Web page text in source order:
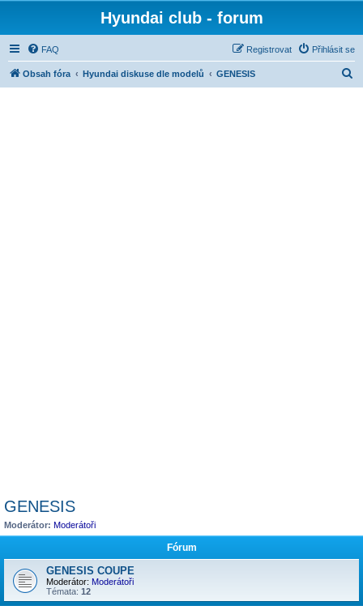
Hyundai club - forum
FAQ Přihlásit se
Registrovat
Obsah fóra Hyundai diskuse dle modelů GENESIS
GENESIS
Moderátor: Moderátoři
Fórum
GENESIS COUPE
Moderátor: Moderátoři
Témata: 12